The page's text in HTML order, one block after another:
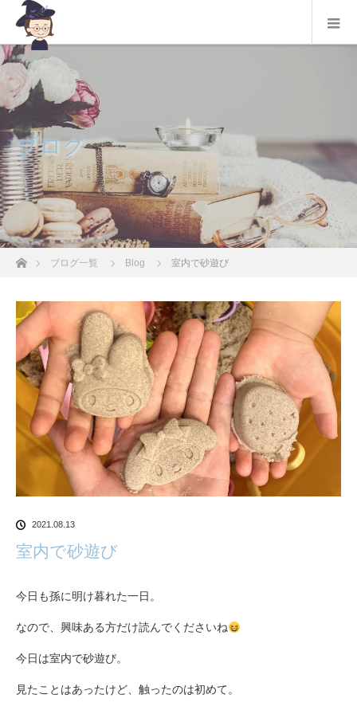
ブログ
ホームブログ一覧 Blog 室内で砂遊び
2021.08.13
室内で砂遊び
今日も孫に明け暮れた一日。
なので、興味ある方だけ読んでくださいね
今日は室内で砂遊び。
見たことはあったけど、触ったのは初めて。